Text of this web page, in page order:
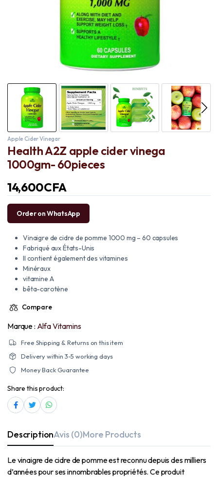
Apple Cider Vinegar
Health A2Z apple cider vinega
1000gm- 60pieces
14,600CFA
Order on WhatsApp
Vinaigre de cidre de pomme 1000 mg – 60 capsules
Fabriqué aux États-Unis
Il contient également des vitamines
Minéraux
vitamine A
bêta-carotène
Compare
Marque : Alfa Vitamins
Free Shipping & Returns on this item
Delivery within 3-5 working days
Money Back Guarantee
Share this product:
DescriptionAvis (0)More Products
Le vinaigre de cidre de pomme est reconnu depuis des milliers
d’années pour ses innombrables propriétés. Ce produit